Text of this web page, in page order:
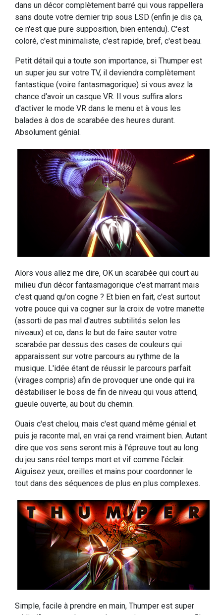
dans un décor complètement barré qui vous rappellera
sans doute votre dernier trip sous LSD (enfin je dis ça,
ce n'est que pure supposition, bien entendu). C'est
coloré, c'est minimaliste, c'est rapide, bref, c'est beau.
Petit détail qui a toute son importance, si Thumper est
un super jeu sur votre TV, il deviendra complètement
fantastique (voire fantasmagorique) si vous avez la
chance d'avoir un casque VR. Il vous suffira alors
d'activer le mode VR dans le menu et à vous les
balades à dos de scarabée des heures durant.
Absolument génial.
Alors vous allez me dire, OK un scarabée qui court au
milieu d'un décor fantasmagorique c'est marrant mais
c'est quand qu'on cogne ? Et bien en fait, c'est surtout
votre pouce qui va cogner sur la croix de votre manette
(assorti de pas mal d'autres subtilités selon les
niveaux) et ce, dans le but de faire sauter votre
scarabée par dessus des cases de couleurs qui
apparaissent sur votre parcours au rythme de la
musique. L'idée étant de réussir le parcours parfait
(virages compris) afin de provoquer une onde qui ira
déstabiliser le boss de fin de niveau qui vous attend,
gueule ouverte, au bout du chemin.
Ouais c'est chelou, mais c'est quand même génial et
puis je raconte mal, en vrai ça rend vraiment bien. Autant
dire que vos sens seront mis à l'épreuve tout au long
du jeu sans réel temps mort et vif comme l'éclair.
Aiguisez yeux, oreilles et mains pour coordonner le
tout dans des séquences de plus en plus complexes.
Simple, facile à prendre en main, Thumper est super